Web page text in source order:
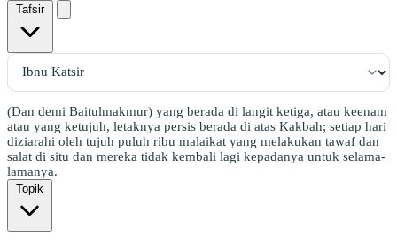
Tafsir
(Dan demi Baitulmakmur) yang berada di langit ketiga, atau keenam
atau yang ketujuh, letaknya persis berada di atas Kakbah; setiap hari
diziarahi oleh tujuh puluh ribu malaikat yang melakukan tawaf dan
salat di situ dan mereka tidak kembali lagi kepadanya untuk selama-
lamanya.
Topik